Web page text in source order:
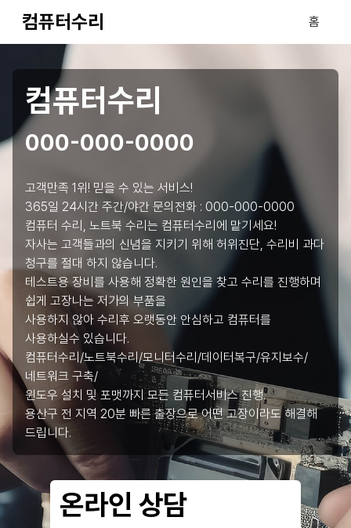
컴퓨터수리 홈
컴퓨터수리
000-000-0000
고객만족 1위! 믿을 수 있는 서비스!
365일 24시간 주간/야간 문의전화 : 000-000-0000
컴퓨터 수리, 노트북 수리는 컴퓨터수리에 맡기세요!
자사는 고객들과의 신념을 지키기 위해 허위진단, 수리비 과다
청구를 절대 하지 않습니다.
테스트용 장비를 사용해 정확한 원인을 찾고 수리를 진행하며
쉽게 고장나는 저가의 부품을
사용하지 않아 수리후 오랫동안 안심하고 컴퓨터를
사용하실수 있습니다.
컴퓨터수리/노트북수리/모니터수리/데이터복구/유지보수/
네트워크 구축/
윈도우 설치 및 포맷까지 모든 컴퓨터서비스 진행.
용산구 전 지역 20분 빠른 출장으로 어떤 고장이라도 해결해
드립니다.
온라인 상담